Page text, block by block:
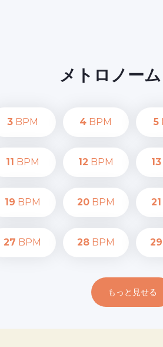
メトロノー
3BPM 4 BPM 5
11 BPM 12 BPM 13
19 BPM 20BPM 21
27 BPM 28BPM 29
もっと見せる